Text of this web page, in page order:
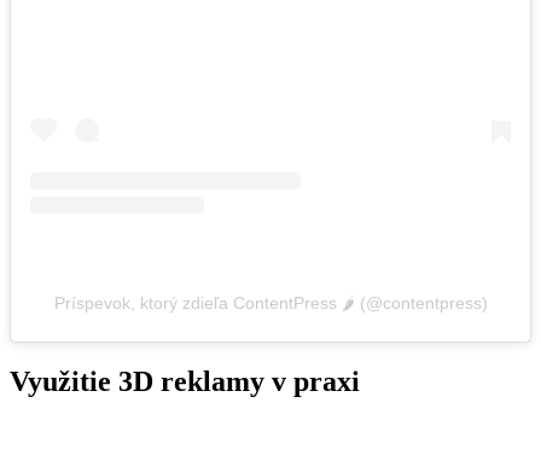
Príspevok, ktorý zdieľa ContentPress 🌶️ (@contentpress)
Využitie 3D reklamy v praxi